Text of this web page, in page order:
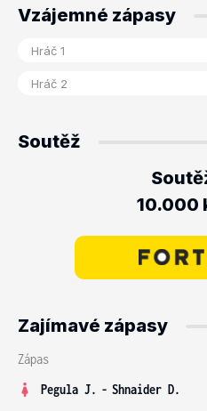
Vzájemné zápasy
Soutěž
10.000
Zajímavé zápasy
Zápas
Pegula J. - Shnaider D.